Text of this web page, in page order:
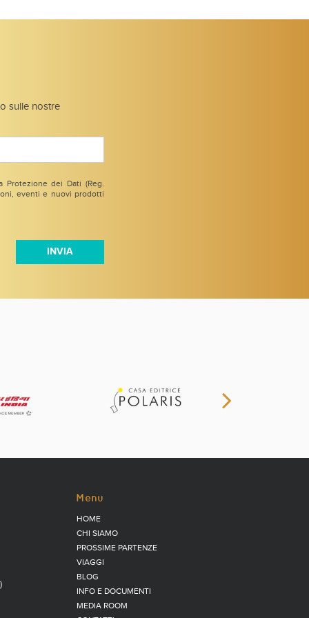
sulle nostre
dei Dati (Reg.
eventi e nuovi prodotti
Menu
HOME
CHI SIAMO
PROSSIME PARTENZE
VIAGGI
BLOG
INFO E DOCUMENTI
MEDIA ROOM